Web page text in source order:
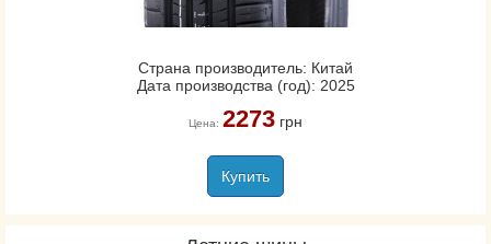
Страна производитель: Китай
Дата производства (год): 2025
Цена: 2273грн
Купить